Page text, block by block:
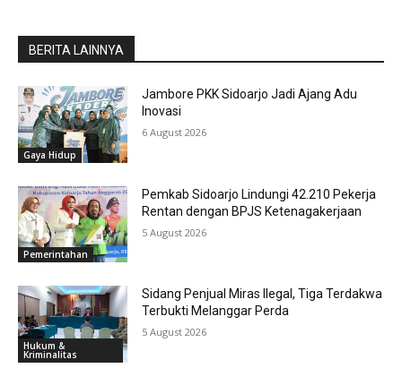
BERITA LAINNYA
Gaya Hidup
Jambore PKK Sidoarjo Jadi Ajang Adu
Inovasi
6 August 2026
Pemerintahan
Pemkab Sidoarjo Lindungi 42.210 Pekerja
Rentan dengan BPJS Ketenagakerjaan
5 August 2026
Hukum &
Kriminalitas
Sidang Penjual Miras Ilegal, Tiga Terdakwa
Terbukti Melanggar Perda
5 August 2026